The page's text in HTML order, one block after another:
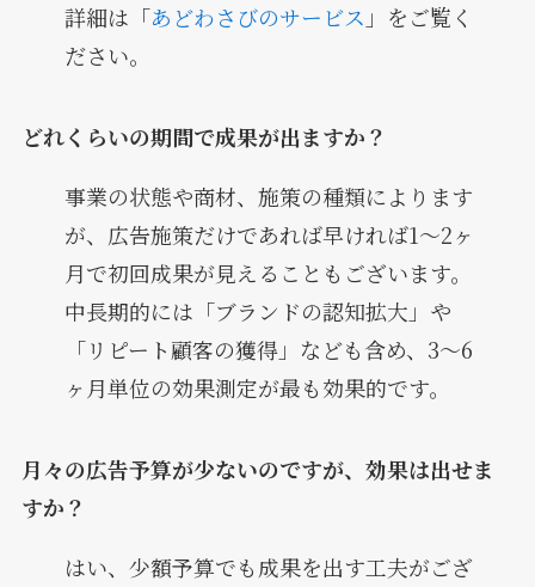
詳細は「あどわさびのサービス 」をご覧く
ださい。
どれくらいの期間で成果が出ますか？
事業の状態や商材、施策の種類によります
が、広告施策だけであれば早ければ1〜2ヶ
月で初回成果が見えることもございます。
中長期的には「ブランドの認知拡大」や
「リピート顧客の獲得」なども含め、3〜6
ヶ月単位の効果測定が最も効果的です。
月々の広告予算が少ないのですが、効果は出せま
すか？
はい、少額予算でも成果を出す工夫がござ